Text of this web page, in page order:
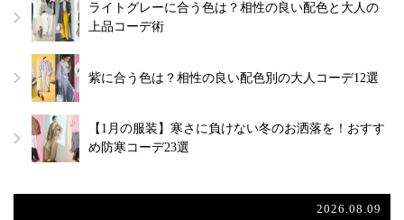
ライトグレーに合う色は？相性の良い配色と大人の
上品コーデ術
紫に合う色は？相性の良い配色別の大人コーデ12選
【1月の服装】寒さに負けない冬のお洒落を！おすす
め防寒コーデ23選
2026.08.09